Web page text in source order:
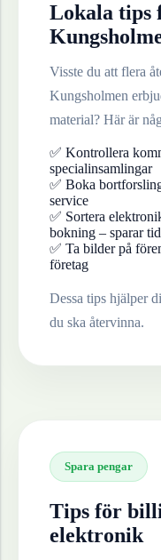
Lokala tips
Visste du att flera
Kungsholmen
material? Här är
✅ Kontrollera
specialinsamlingar
✅ Boka
service
✅ Sortera
bokning – sparar
✅ Ta bilder på
företag
Dessa tips hjälper
du ska återvinna.
Spara pengar
Tips för
elektronik